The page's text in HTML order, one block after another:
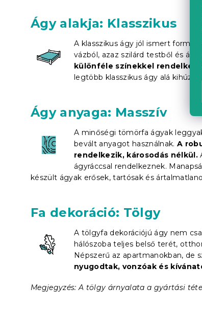
Ágy alakja: Klasszikus
A klasszikus ágy jól ismert
vázból, azaz szilárd testből és
különféle színekkel
legtöbb klasszikus ágy alá
Ágy anyaga: Masszív
A minőségi tömörfa ágyak
bevált anyagot használnak. A
rendelkezik, károsodás nélkül.
ágyráccsal rendelkeznek.
készült ágyak erősek, tartósak és
Fa dekoráció: Tölgy
A tölgyfa dekorációjú ágy nem
hálószoba teljes belső terét,
Népszerű az apartmanokban, de
nyugodtak, vonzóak és
Megjegyzés: A tölgy árnyalata a gyártási